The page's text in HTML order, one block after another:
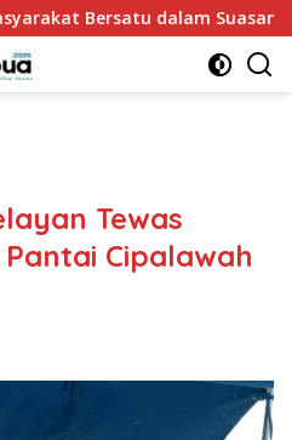
dalam Suasana Humanis
Tewas
Cipalawah